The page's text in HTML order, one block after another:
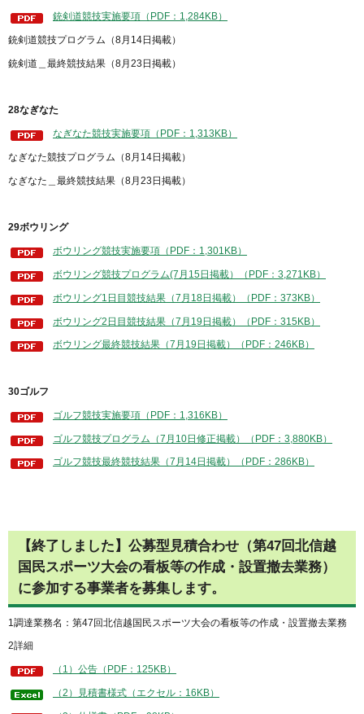
銃剣道競技実施要項（PDF：1,284KB）
銃剣道競技プログラム（8月14日掲載）
銃剣道＿最終競技結果（8月23日掲載）
28なぎなた
なぎなた競技実施要項（PDF：1,313KB）
なぎなた競技プログラム（8月14日掲載）
なぎなた＿最終競技結果（8月23日掲載）
29ボウリング
ボウリング競技実施要項（PDF：1,301KB）
ボウリング競技プログラム(7月15日掲載）（PDF：3,271KB）
ボウリング1日目競技結果（7月18日掲載）（PDF：373KB）
ボウリング2日目競技結果（7月19日掲載）（PDF：315KB）
ボウリング最終競技結果（7月19日掲載）（PDF：246KB）
30ゴルフ
ゴルフ競技実施要項（PDF：1,316KB）
ゴルフ競技プログラム（7月10日修正掲載）（PDF：3,880KB）
ゴルフ競技最終競技結果（7月14日掲載）（PDF：286KB）
【終了しました】公募型見積合わせ（第47回北信越
国民スポーツ大会の看板等の作成・設置撤去業務）
に参加する事業者を募集します。
1調達業務名：第47回北信越国民スポーツ大会の看板等の作成・設置撤去業務
2詳細
（1）公告（PDF：125KB）
（2）見積書様式（エクセル：16KB）